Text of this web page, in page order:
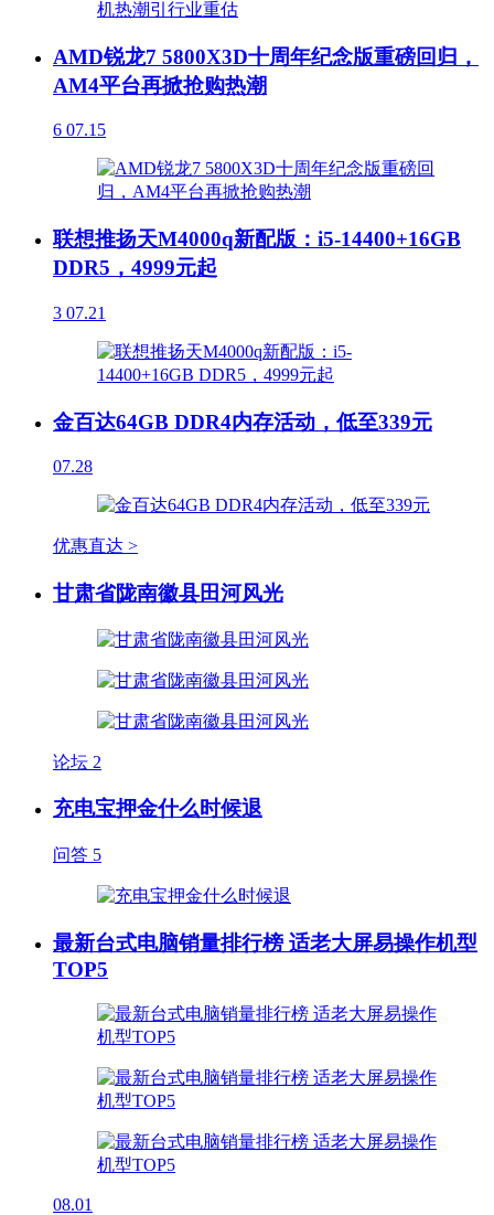
AMD锐龙7 5800X3D十周年纪念版重磅回归，
AM4平台再掀抢购热潮
6 07.15
联想推扬天M4000q新配版：i5-14400+16GB
DDR5，4999元起
3 07.21
金百达64GB DDR4内存活动，低至339元
07.28
优惠直达 >
甘肃省陇南徽县田河风光
论坛 2
充电宝押金什么时候退
问答 5
最新台式电脑销量排行榜 适老大屏易操作机型
TOP5
08.01